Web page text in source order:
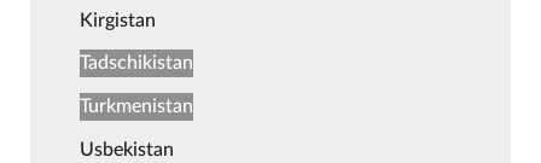
Kirgistan
Tadschikistan
Turkmenistan
Usbekistan